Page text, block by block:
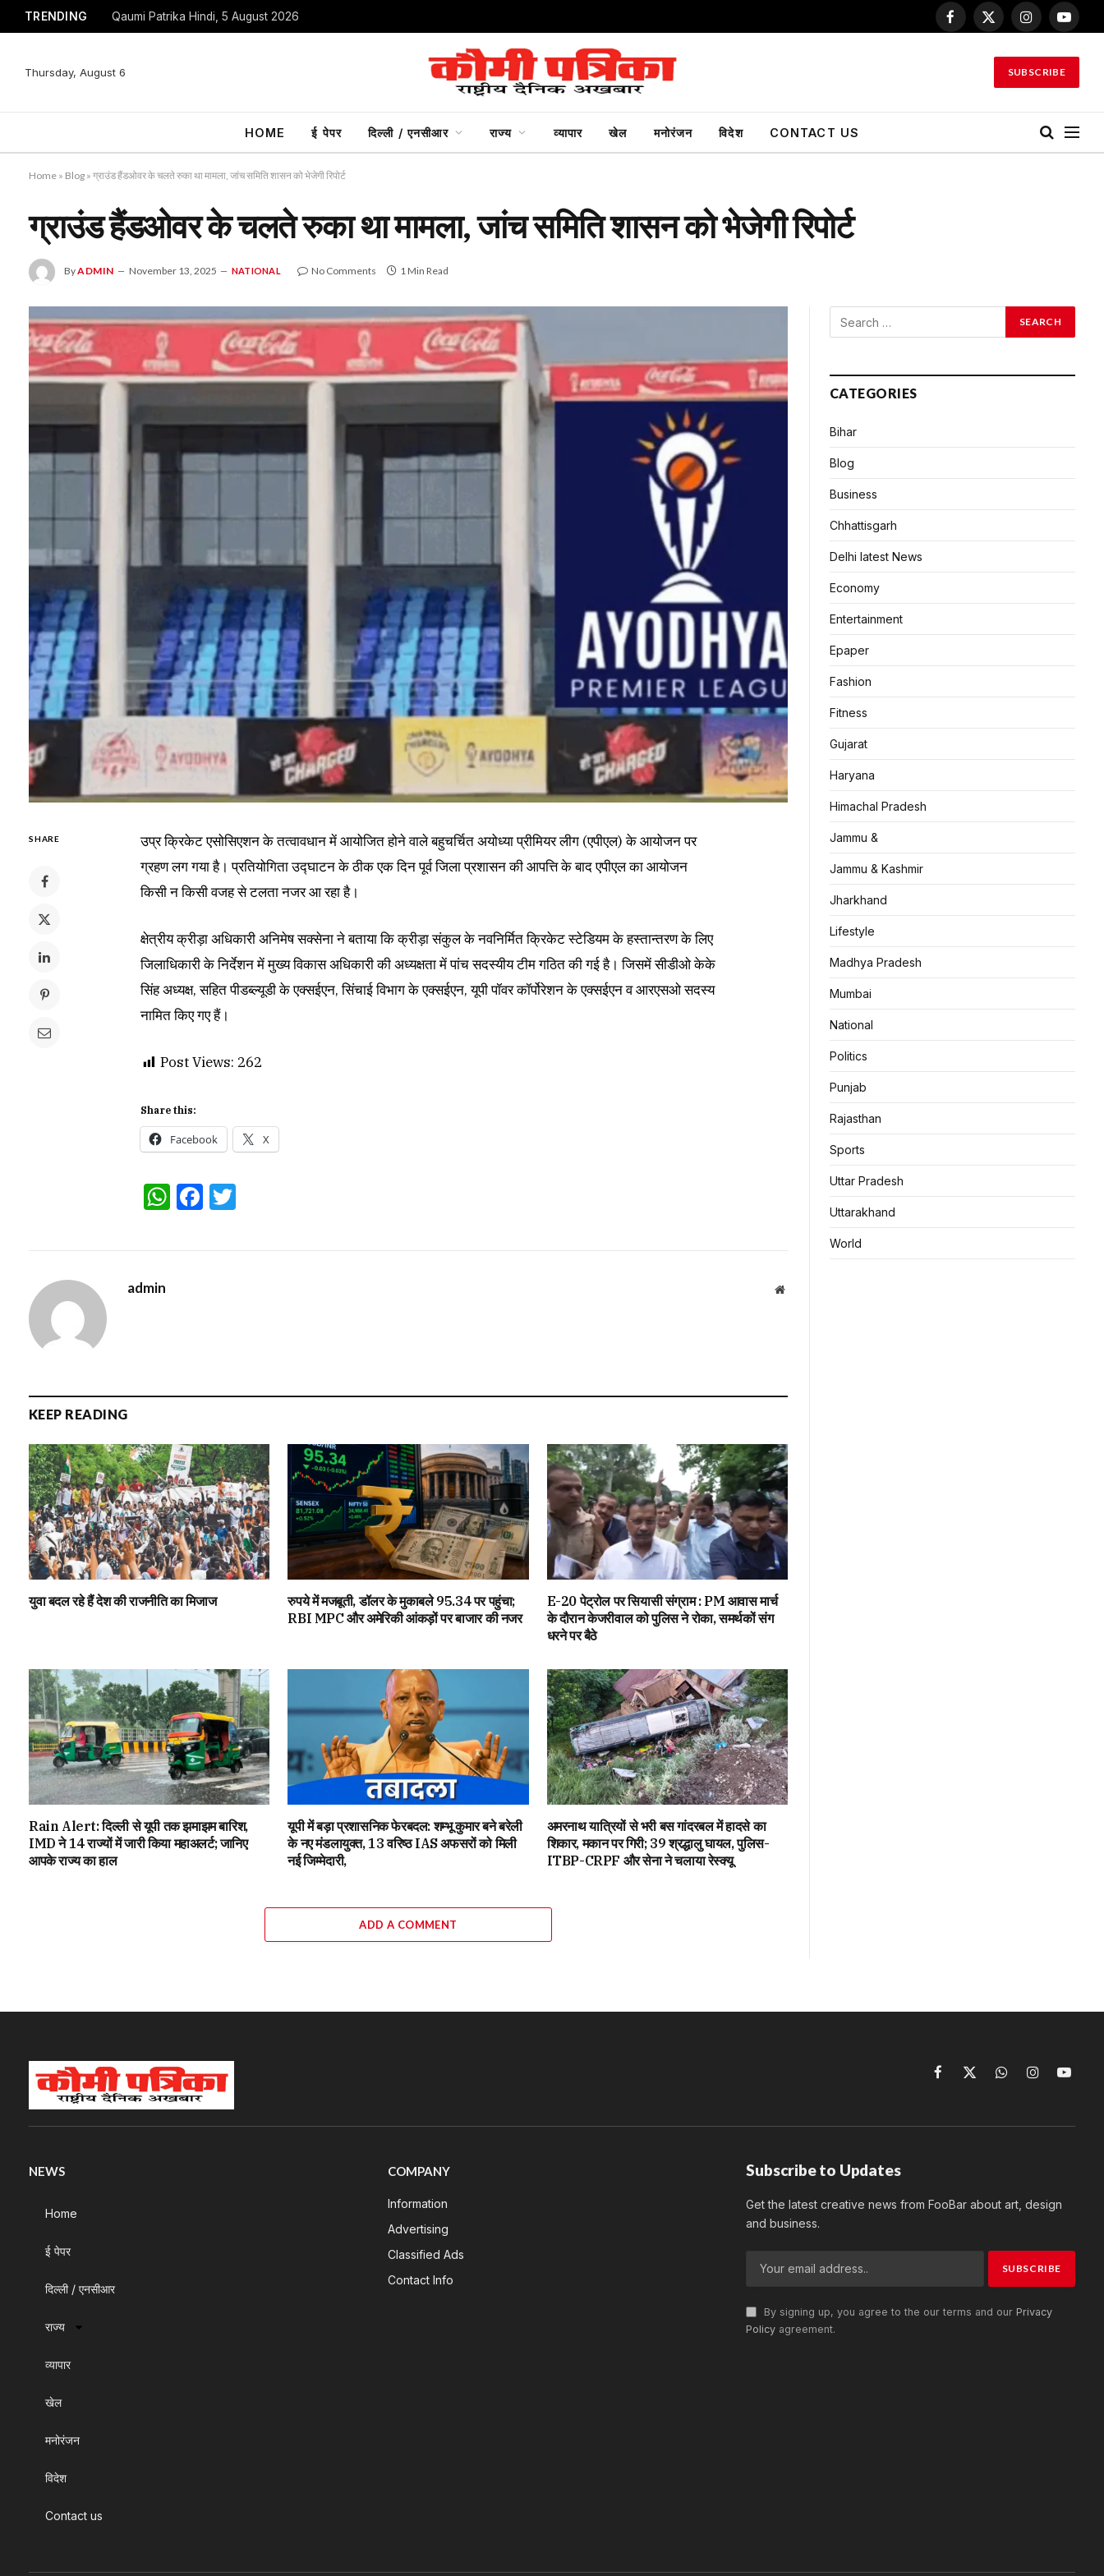
TRENDING Qaumi Patrika Hindi, 5 August 2026
Facebook
X
Instagram
Thursday, August 6 SUBSCRIBE
HOME ई पेपर दिल्ली / एनसीआर राज्य व्यापार खेल मनोरंजन विदेश CONTACT US
Home » Blog » ग्राउंड हैंडओवर के चलते रुका था मामला, जांच समिति शासन को भेजेगी रिपोर्ट
ग्राउंड हैंडओवर के चलते रुका था मामला, जांच समिति शासन को भेजेगी रिपोर्ट
ByADMIN November 13, 2025 NATIONAL No Comments 1 Min Read
SHARE
उप्र क्रिकेट एसोसिएशन के तत्वावधान में आयोजित होने वाले बहुचर्चित अयोध्या प्रीमियर लीग (एपीएल) के आयोजन पर
ग्रहण लग गया है। प्रतियोगिता उद्घाटन के ठीक एक दिन पूर्व जिला प्रशासन की आपत्ति के बाद एपीएल का आयोजन
किसी न किसी वजह से टलता नजर आ रहा है।
क्षेत्रीय क्रीड़ा अधिकारी अनिमेष सक्सेना ने बताया कि क्रीड़ा संकुल के नवनिर्मित क्रिकेट स्टेडियम के हस्तान्तरण के लिए
जिलाधिकारी के निर्देशन में मुख्य विकास अधिकारी की अध्यक्षता में पांच सदस्यीय टीम गठित की गई है। जिसमें सीडीओ केके
सिंह अध्यक्ष, सहित पीडब्ल्यूडी के एक्सईएन, सिंचाई विभाग के एक्सईएन, यूपी पॉवर कॉर्पोरेशन के एक्सईएन व आरएसओ सदस्य
नामित किए गए हैं।
Post Views: 262
Share this:
Facebook X
WhatsApp
Facebook
admin Website
KEEP READING
युवा बदल रहे हैं देश की राजनीति का मिजाज
रुपये में मजबूती, डॉलर के मुकाबले 95.34 पर पहुंचा;
RBI MPC और अमेरिकी आंकड़ों पर बाजार की नजर
E-20 पेट्रोल पर सियासी संग्राम : PM आवास मार्च
के दौरान केजरीवाल को पुलिस ने रोका, समर्थकों संग
धरने पर बैठे
Rain Alert: दिल्ली से यूपी तक झमाझम बारिश,
IMD ने 14 राज्यों में जारी किया महाअलर्ट; जानिए
आपके राज्य का हाल
यूपी में बड़ा प्रशासनिक फेरबदल: शम्भू कुमार बने बरेली
के नए मंडलायुक्त, 13 वरिष्ठ IAS अफसरों को मिली
नई जिम्मेदारी,
अमरनाथ यात्रियों से भरी बस गांदरबल में हादसे का
शिकार, मकान पर गिरी; 39 श्रद्धालु घायल, पुलिस-
ITBP-CRPF और सेना ने चलाया रेस्क्यू
ADD A COMMENT
CATEGORIES
Bihar
Blog
Business
Chhattisgarh
Delhi latest News
Economy
Entertainment
Epaper
Fashion
Fitness
Gujarat
Haryana
Himachal Pradesh
Jammu &
Jammu & Kashmir
Jharkhand
Lifestyle
Madhya Pradesh
Mumbai
National
Politics
Punjab
Rajasthan
Sports
Uttar Pradesh
Uttarakhand
World
Facebook
X
WhatsAppInstagram
NEWS
Home
ई पेपर
दिल्ली / एनसीआर
राज्य
व्यापार
खेल
मनोरंजन
विदेश
Contact us
COMPANY
Information
Advertising
Classified Ads
Contact Info
Subscribe to Updates
Get the latest creative news from FooBar about art, design
and business.
By signing up, you agree to the our terms and our Privacy
Policy agreement.